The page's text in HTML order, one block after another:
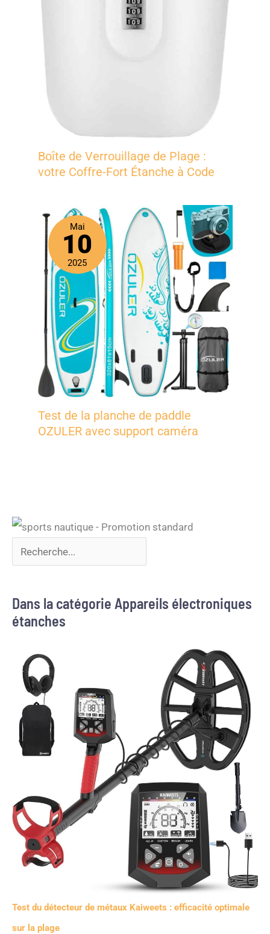
Boîte de Verrouillage de Plage :
votre Coffre-Fort Étanche à Code
Mai
10
2025
Test de la planche de paddle
OZULER avec support caméra
Dans la catégorie Appareils électroniques
étanches
Test du détecteur de métaux Kaiweets : efficacité optimale
sur la plage